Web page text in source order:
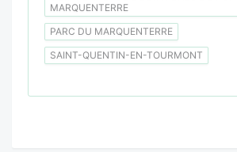
MARQUENTERRE
PARC DU MARQUENTERRE
SAINT-QUENTIN-EN-TOURMONT